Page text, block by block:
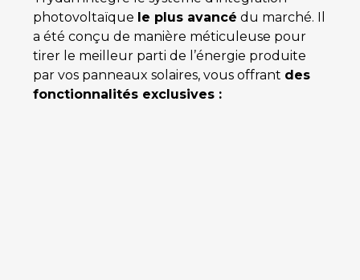
photovoltaïque le plus avancé du marché. Il
a été conçu de manière méticuleuse pour
tirer le meilleur parti de l’énergie produite
par vos panneaux solaires, vous offrant des
fonctionnalités exclusives :